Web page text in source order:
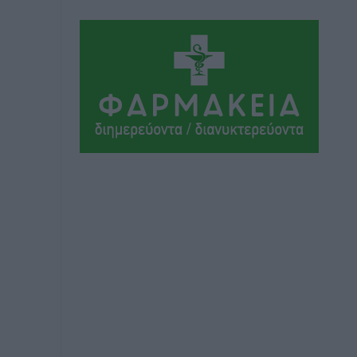
Συνελήφθη 37χρονη στη Ρόδο γιατί
είχε αφήσει τα τρία ανήλικα παιδιά της
χωρίς επιτήρηση
Τοπικές Ειδήσεις πριν 6 ώρες
Σταυρός Καλυθιών: Απέκτησε την